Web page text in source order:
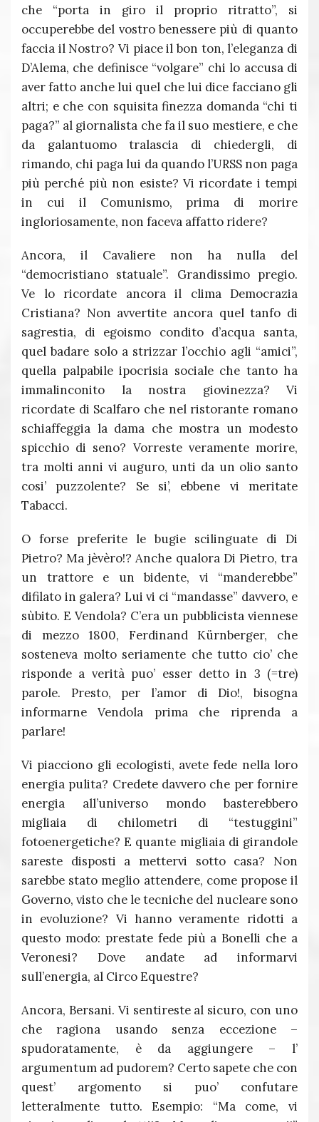
che “porta in giro il proprio ritratto”, si
occuperebbe del vostro benessere più di quanto
faccia il Nostro? Vi piace il bon ton, l’eleganza di
D’Alema, che definisce “volgare” chi lo accusa di
aver fatto anche lui quel che lui dice facciano gli
altri; e che con squisita finezza domanda “chi ti
paga?” al giornalista che fa il suo mestiere, e che
da galantuomo tralascia di chiedergli, di
rimando, chi paga lui da quando l’URSS non paga
più perché più non esiste? Vi ricordate i tempi
in cui il Comunismo, prima di morire
ingloriosamente, non faceva affatto ridere?
Ancora, il Cavaliere non ha nulla del
“democristiano statuale”. Grandissimo pregio.
Ve lo ricordate ancora il clima Democrazia
Cristiana? Non avvertite ancora quel tanfo di
sagrestia, di egoismo condito d’acqua santa,
quel badare solo a strizzar l’occhio agli “amici”,
quella palpabile ipocrisia sociale che tanto ha
immalinconito la nostra giovinezza? Vi
ricordate di Scalfaro che nel ristorante romano
schiaffeggia la dama che mostra un modesto
spicchio di seno? Vorreste veramente morire,
tra molti anni vi auguro, unti da un olio santo
cosi’ puzzolente? Se si’, ebbene vi meritate
Tabacci.
O forse preferite le bugie scilinguate di Di
Pietro? Ma jèvèro!? Anche qualora Di Pietro, tra
un trattore e un bidente, vi “manderebbe”
difilato in galera? Lui vi ci “mandasse” davvero, e
sùbito. E Vendola? C’era un pubblicista viennese
di mezzo 1800, Ferdinand Kürnberger, che
sosteneva molto seriamente che tutto cio’ che
risponde a verità puo’ esser detto in 3 (=tre)
parole. Presto, per l’amor di Dio!, bisogna
informarne Vendola prima che riprenda a
parlare!
Vi piacciono gli ecologisti, avete fede nella loro
energia pulita? Credete davvero che per fornire
energia all’universo mondo basterebbero
migliaia di chilometri di “testuggini”
fotoenergetiche? E quante migliaia di girandole
sareste disposti a mettervi sotto casa? Non
sarebbe stato meglio attendere, come propose il
Governo, visto che le tecniche del nucleare sono
in evoluzione? Vi hanno veramente ridotti a
questo modo: prestate fede più a Bonelli che a
Veronesi? Dove andate ad informarvi
sull’energia, al Circo Equestre?
Ancora, Bersani. Vi sentireste al sicuro, con uno
che ragiona usando senza eccezione –
spudoratamente, è da aggiungere – l’
argumentum ad pudorem? Certo sapete che con
quest’ argomento si puo’ confutare
letteralmente tutto. Esempio: “Ma come, vi